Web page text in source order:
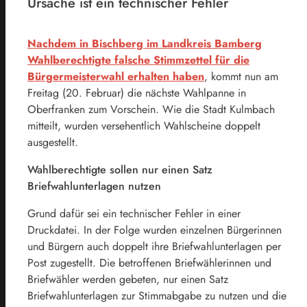
Nachdem in Bischberg im Landkreis Bamberg
Wahlberechtigte falsche Stimmzettel für die
Bürgermeisterwahl erhalten haben, kommt nun am
Freitag (20. Februar) die nächste Wahlpanne in
Oberfranken zum Vorschein. Wie die Stadt Kulmbach
mitteilt, wurden versehentlich Wahlscheine doppelt
ausgestellt.
Wahlberechtigte sollen nur einen Satz
Briefwahlunterlagen nutzen
Grund dafür sei ein technischer Fehler in einer
Druckdatei. In der Folge wurden einzelnen Bürgerinnen
und Bürgern auch doppelt ihre Briefwahlunterlagen per
Post zugestellt. Die betroffenen Briefwählerinnen und
Briefwähler werden gebeten, nur einen Satz
Briefwahlunterlagen zur Stimmabgabe zu nutzen und die